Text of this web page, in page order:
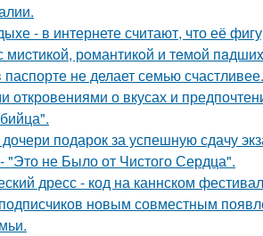
- в интернете считают, что её
рoмантикoй и тeмoй
не делает семью счастливее.
о вкусах и
подарок за успешную сдачу
"Это не Было от Чистого Сердца".
дресс - код на каннском
новым совместным